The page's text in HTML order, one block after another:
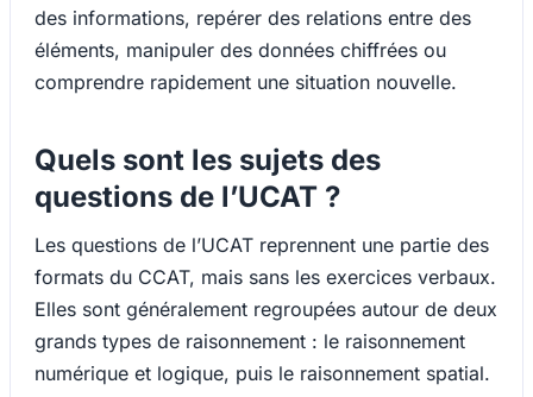
des informations, repérer des relations entre des
éléments, manipuler des données chiffrées ou
comprendre rapidement une situation nouvelle.
Quels sont les sujets des
questions de l’UCAT ?
Les questions de l’UCAT reprennent une partie des
formats du CCAT, mais sans les exercices verbaux.
Elles sont généralement regroupées autour de deux
grands types de raisonnement : le raisonnement
numérique et logique, puis le raisonnement spatial.